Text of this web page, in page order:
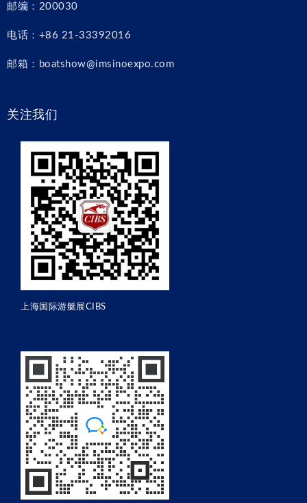
邮编：200030
电话：+86 21-33392016
邮箱：boatshow@imsinoexpo.com
关注我们
上海国际游艇展CIBS